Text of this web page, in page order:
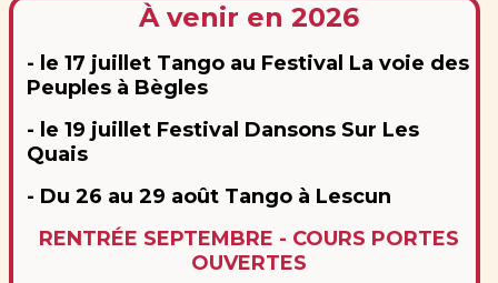
À venir en 2026
- le 17 juillet Tango au Festival La voie des
Peuples à Bègles
- le 19 juillet Festival Dansons Sur Les
Quais
- Du 26 au 29 août Tango à Lescun
RENTRÉE SEPTEMBRE - COURS PORTES
OUVERTES